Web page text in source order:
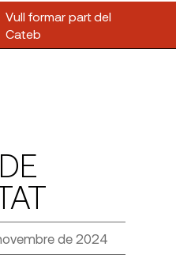
Vull formar part del
Cateb
de 2024